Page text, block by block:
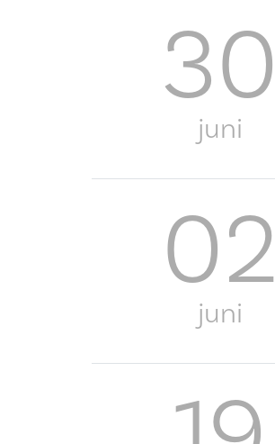
30
juni
02
juni